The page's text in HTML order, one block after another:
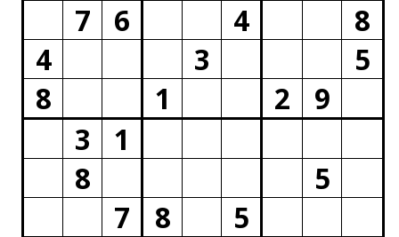
7
6 4
8
4
3
5
8
1 2
9
3
1
8
5
7
8 5